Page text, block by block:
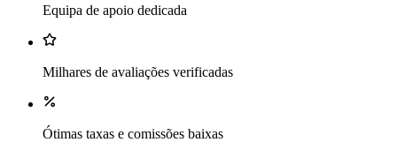
Equipa de apoio dedicada
Milhares de avaliações verificadas
Ótimas taxas e comissões baixas